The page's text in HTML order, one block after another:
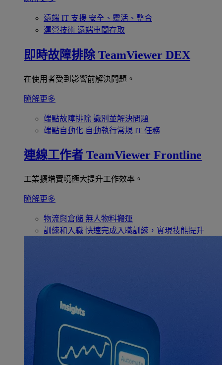
遠端 IT 支援 安全、靈活、整合
運營技術 遠端車間存取
即時故障排除 TeamViewer DEX
在使用者受到影響前解決問題。
瞭解更多
端點故障排除 識別並解決問題
端點自動化 自動執行常規 IT 任務
連線工作者 TeamViewer Frontline
工業擴增實境極大提升工作效率。
瞭解更多
物流與倉儲 無人物料搬運
訓練和入職 快速完成入職訓練，實現技能提升